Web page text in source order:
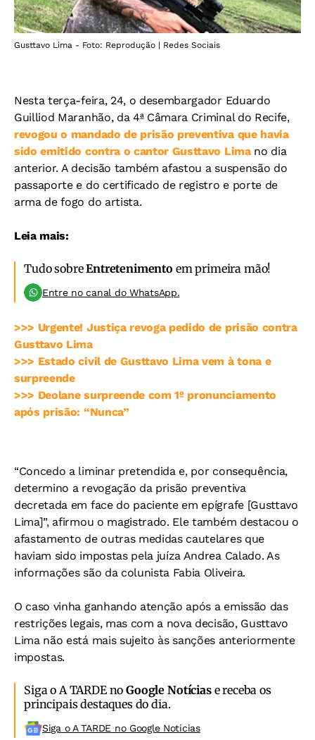
Gusttavo Lima - Foto: Reprodução | Redes Sociais
Nesta terça-feira, 24, o desembargador Eduardo
Guilliod Maranhão, da 4ª Câmara Criminal do Recife,
revogou o mandado de prisão preventiva que havia
sido emitido contra o cantor Gusttavo Limano dia
anterior. A decisão também afastou a suspensão do
passaporte e do certificado de registro e porte de
arma de fogo do artista.
Leia mais:
Tudo sobreEntretenimento em primeira mão!
Entre no canal do WhatsApp.
>>> Urgente! Justiça revoga pedido de prisão contra
Gusttavo Lima
>>> Estado civil de Gusttavo Lima vem à tona e
surpreende
>>> Deolane surpreende com 1º pronunciamento
após prisão: “Nunca”
“Concedo a liminar pretendida e, por consequência,
determino a revogação da prisão preventiva
decretada em face do paciente em epígrafe [Gusttavo
Lima]”, afirmou o magistrado. Ele também destacou o
afastamento de outras medidas cautelares que
haviam sido impostas pela juíza Andrea Calado. As
informações são da colunista Fabia Oliveira.
O caso vinha ganhando atenção após a emissão das
restrições legais, mas com a nova decisão, Gusttavo
Lima não está mais sujeito às sanções anteriormente
impostas.
Siga o A TARDE noGoogle Notíciase receba os
principais destaques do dia.
Siga o A TARDE no Google Noticias